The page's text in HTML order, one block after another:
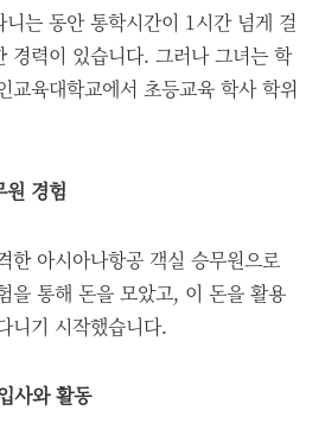
는 동안 통학시간이 1시간 넘게 걸
경력이 있습니다. 그러나 그녀는 학
교육대학교에서 초등교육 학사 학위
원 경험
한 아시아나항공 객실 승무원으로
을 통해 돈을 모았고, 이 돈을 활용
니기 시작했습니다.
사와 활동